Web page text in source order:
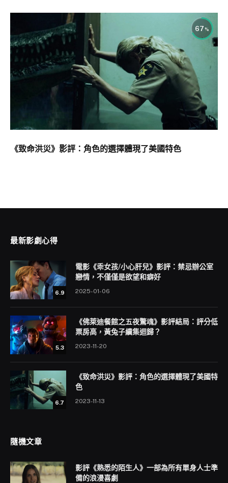
67
《致命洪災》影評：角色的選擇體現了美國特色
最新影劇心得
6.9
電影《乖女孩/小心肝兒》影評：禁忌辦公室
戀情，不僅僅是欲望和癖好
2025-01-06
5.3
《佛萊迪餐館之五夜驚魂》影評結局：評分低
票房高，黃兔子續集迴歸？
2023-11-20
6.7
《致命洪災》影評：角色的選擇體現了美國特
色
2023-11-13
隨機文章
影評《熟悉的陌生人》一部為所有單身人士準
備的浪漫喜劇